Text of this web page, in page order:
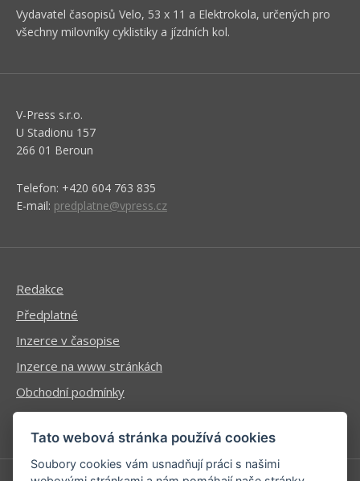
Vydavatel časopisů Velo, 53 x 11 a Elektrokola, určených pro
všechny milovníky cyklistiky a jízdních kol.
V-Press s.r.o.
U Stadionu 157
266 01 Beroun
Telefon: +420 604 763 835
E-mail: predplatne@vpress.cz
Redakce
Předplatné
Inzerce v časopise
Inzerce na www stránkách
Obchodní podmínky
Ochrana osobních údajů
Tato webová stránka používá cookies
Soubory cookies vám usnadňují práci s našimi